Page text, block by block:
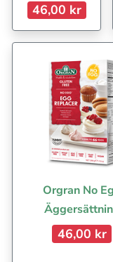
46,00 kr
Orgran No
46,00 kr